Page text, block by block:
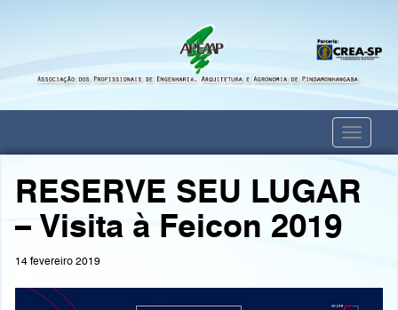
Toggle
RESERVE SEU LUGAR
– Visita à Feicon 2019
14 fevereiro 2019